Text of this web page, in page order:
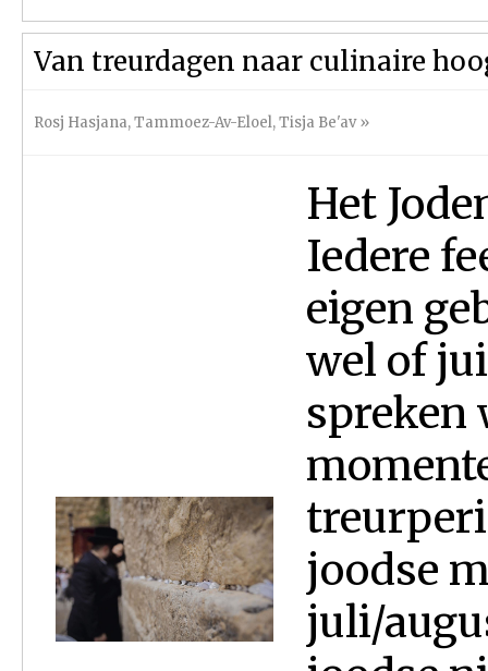
Van treurdagen naar culinaire
Rosj Hasjana,Tammoez-Av-Eloel,Tisja Be'av»
Het
Iedere
eigen
wel of
spreken
joodse
juli/